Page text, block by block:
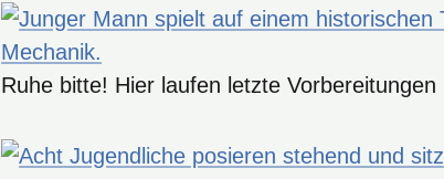
Ruhe bitte! Hier laufen letzte